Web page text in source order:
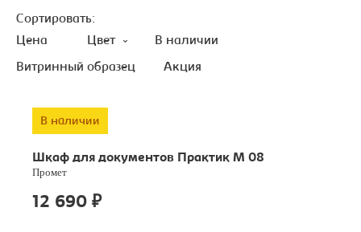
Сортировать:
Цена
Цвет В наличии
Витринный образец Акция
В наличии
Шкаф для документов Практик M 08
Промет
12 690 ₽